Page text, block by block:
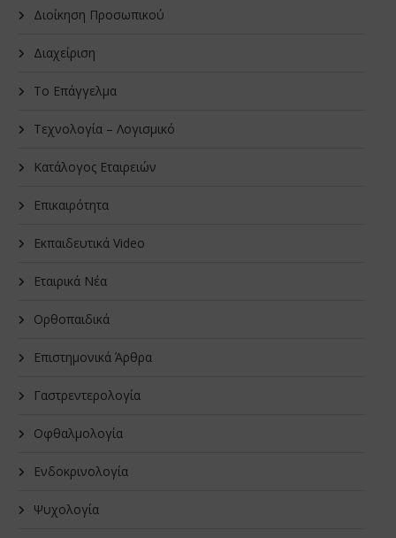
Διοίκηση Προσωπικού
Διαχείριση
Το Επάγγελμα
Τεχνολογία – Λογισμικό
Κατάλογος Εταιρειών
Επικαιρότητα
Εκπαιδευτικά Video
Εταιρικά Νέα
Oρθοπαιδικά
Επιστημονικά Άρθρα
Γαστρεντερολογία
Οφθαλμολογία
Ενδοκρινολογία
Ψυχολογία